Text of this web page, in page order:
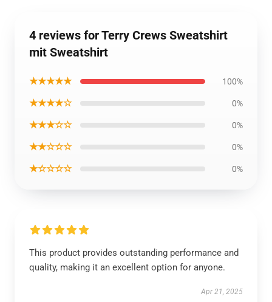
4 reviews for Terry Crews Sweatshirt
mit Sweatshirt
★★★★★ 100%
★★★★☆ 0%
★★★☆☆ 0%
★★☆☆☆ 0%
★☆☆☆☆ 0%
This product provides outstanding performance and
quality, making it an excellent option for anyone.
Apr 21, 2025